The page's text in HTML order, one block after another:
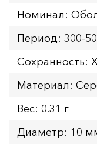
Номинал:
Период: 300-
Сохранность:
Материал:
Вес: 0.31 г
Диаметр: 10